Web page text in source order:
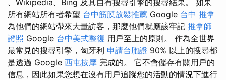
、Wikipedia、Bing 及其自有搜尋引擎的搜尋結果。 如果
所有網站所有者希望 台中筋膜放鬆推薦 Google 台中 推拿
為他們的網站帶來大量訪客，那麼他們就應該牢記 推拿師
證照 Google 台中美式整復 用戶至上的原則。 作為全世界
最常見的搜尋引擎，匈牙利 申請台胞證 90% 以上的搜尋都
是透過 Google 西屯按摩 完成的。 它不會儲存有關用戶的
信息，因此如果您想在沒有用戶追蹤您的活動的情況下進行